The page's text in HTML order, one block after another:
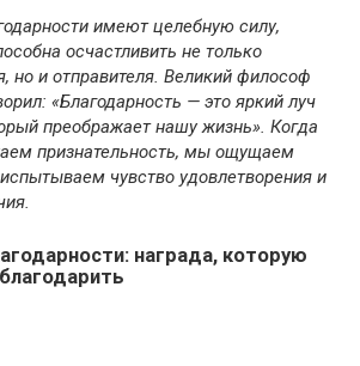
имеют целебную силу,
осчастливить не только
но и отправителя. Великий философ
«Благодарность — это яркий луч
преображает нашу жизнь». Когда
признательность, мы ощущаем
чувство удовлетворения и
награда, которую